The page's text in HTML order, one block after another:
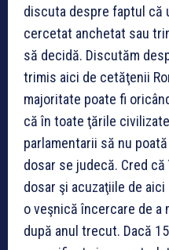
discuta despre faptul că
cercetat anchetat sau
să decidă. Discutăm
trimis aici de cetăţenii
majoritate poate fi
că în toate ţările
parlamentarii să nu
dosar se judecă. Cred
dosar şi acuzaţiile de
o veşnică încercare de a
după anul trecut. Dacă